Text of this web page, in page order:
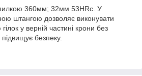
пилкою 360мм; 32мм 53HRc. У
штангою дозволяє виконувати
у верній частині крони без
безпеку.